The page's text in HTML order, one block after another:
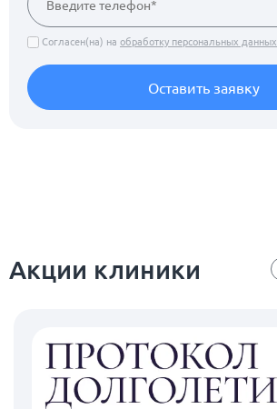
Согласен(на) на обработку персональных данных
Оставить заявку
Акции клиники